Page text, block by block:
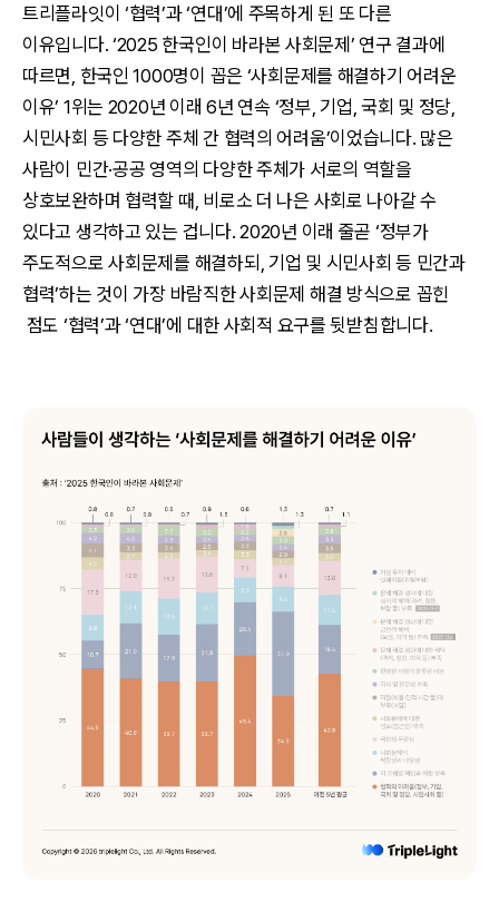
트리플라잇이 ‘협력’과 ‘연대’에 주목하게 된 또 다른
이유입니다. ‘2025 한국인이 바라본 사회문제’ 연구 결과에
따르면, 한국인 1000명이 꼽은 ‘사회문제를 해결하기 어려운
이유’ 1위는 2020년 이래 6년 연속 ‘정부, 기업, 국회 및 정당,
시민사회 등 다양한 주체 간 협력의 어려움’이었습니다. 많은
사람이 민간·공공 영역의 다양한 주체가 서로의 역할을
상호보완하며 협력할 때, 비로소 더 나은 사회로 나아갈 수
있다고 생각하고 있는 겁니다. 2020년 이래 줄곧 ‘정부가
주도적으로 사회문제를 해결하되, 기업 및 시민사회 등 민간과
협력’하는 것이 가장 바람직한 사회문제 해결 방식으로 꼽힌
점도 ‘협력’과 ‘연대’에 대한 사회적 요구를 뒷받침합니다.